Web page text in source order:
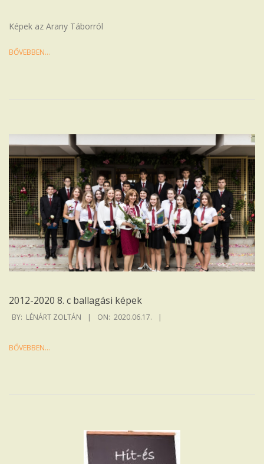
03
Képek az Arany Táborról
BŐVEBBEN…
2012-2020 8. c ballagási képek
2020-
17
BY: LÉNÁRT ZOLTÁN ON: 2020.06.17.
BŐVEBBEN…